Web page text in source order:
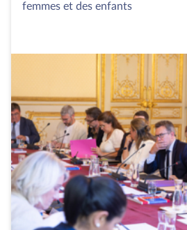
femmes et des enfants